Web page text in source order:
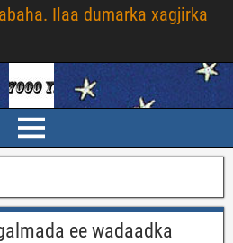
Ilaa dumarka xagjirka
ee wadaadka